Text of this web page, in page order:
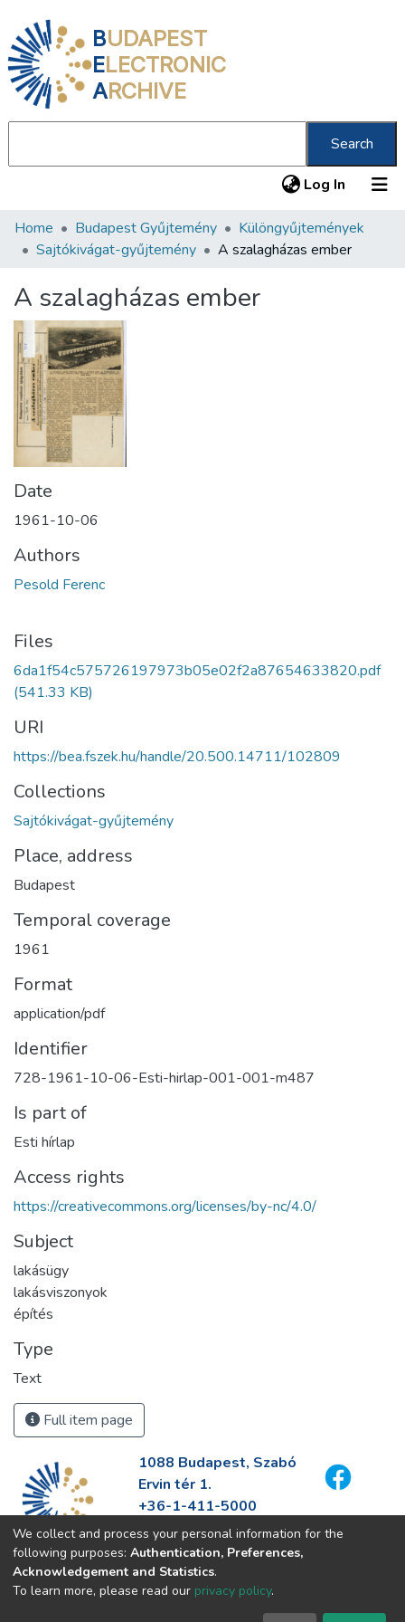
BUDAPEST
ELECTRONIC
ARCHIVE
Search
Log In (current)
Communities & Collections
Statistics
About us
Home Budapest Gyűjtemény
Különgyűjtemények
Sajtókivágat-gyűjtemény
A szalagházas ember
A szalagházas ember
Date
1961-10-06
Authors
Pesold Ferenc
Files
6da1f54c575726197973b05e02f2a87654633820.pdf
(541.33 KB)
URI
https://bea.fszek.hu/handle/20.500.14711/102809
Collections
Sajtókivágat-gyűjtemény
Place, address
Budapest
Temporal coverage
1961
Format
application/pdf
Identifier
728-1961-10-06-Esti-hirlap-001-001-m487
Is part of
Esti hírlap
Access rights
https://creativecommons.org/licenses/by-nc/4.0/
Subject
lakásügy
lakásviszonyok
építés
Type
Text
Full item page
1088 Budapest, Szabó
Ervin tér 1.
+36-1-411-5000
info@fszek.hu
https://fszek.hu
We collect and process your personal information for the
following purposes: Authentication, Preferences,
Acknowledgement and Statistics.
To learn more, please read our privacy policy.